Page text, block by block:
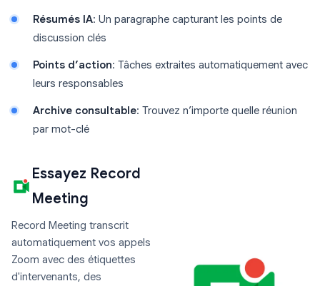
Résumés IA: Un paragraphe capturant les points de
discussion clés
Points d’action: Tâches extraites automatiquement avec
leurs responsables
Archive consultable: Trouvez n’importe quelle réunion
par mot-clé
Essayez Record
Meeting
Record Meeting transcrit
automatiquement vos appels
Zoom avec des étiquettes
d'intervenants, des